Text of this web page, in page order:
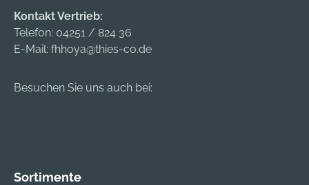
Kontakt Vertrieb:
Telefon: 04251 / 824 36
E-Mail: fhhoya@thies-co.de
Besuchen Sie uns auch bei:
Sortimente